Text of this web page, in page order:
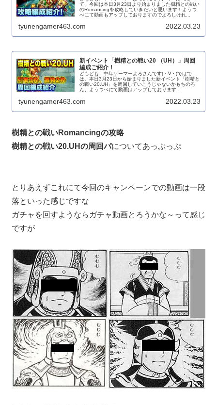
て、今回は本日3月23日より始まりました樹精との戦い
のRomancingを攻略していきたいと思います！ようつ
べにて動画もアップしておりますのでよろしけれ...
tyunengamer463.com 2022.03.23
新イベント「樹精との戦い20 （UH）」周回
編成ご紹介！
どもども、中年ゲーマーよろさんです(・∀・)ではで
は、本日3月23日から始まりました新イベント「樹精と
の戦い20.UH」を周回していこうじゃないかもちのろ
ん、ようつべにて動画はアップしております...
tyunengamer463.com 2022.03.23
樹精との戦いRomancingの攻略
樹精との戦い20.UHの周回パについてあっぷっぷ
とりあえずこれにて今回のキャンペーンでの動画は一段
落といった感じですな
ガチャを回すようならガチャ動画とろうかな～って感じ
ですが